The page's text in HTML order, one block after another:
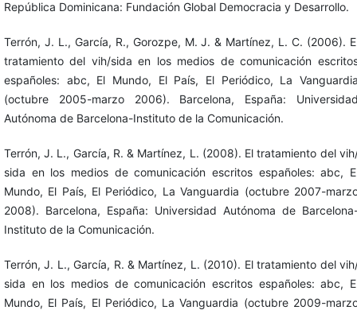
República Dominicana: Fundación Global Democracia y Desarrollo.
Terrón, J. L., García, R., Gorozpe, M. J. & Martínez, L. C. (2006).
tratamiento del vih/sida en los medios de comunicación
españoles: abc, El Mundo, El País, El Periódico, La
(octubre 2005-marzo 2006). Barcelona, España:
Autónoma de Barcelona-Instituto de la Comunicación.
Terrón, J. L., García, R. & Martínez, L. (2008). El tratamiento del
sida en los medios de comunicación escritos españoles: abc,
Mundo, El País, El Periódico, La Vanguardia (octubre 2007-
2008). Barcelona, España: Universidad Autónoma de
Instituto de la Comunicación.
Terrón, J. L., García, R. & Martínez, L. (2010). El tratamiento del
sida en los medios de comunicación escritos españoles: abc,
Mundo, El País, El Periódico, La Vanguardia (octubre 2009-